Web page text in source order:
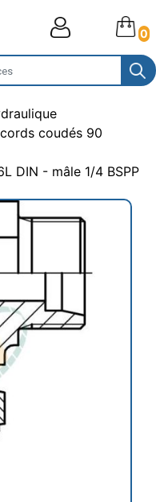
0
coudés 90
DIN - mâle 1/4 BSPP